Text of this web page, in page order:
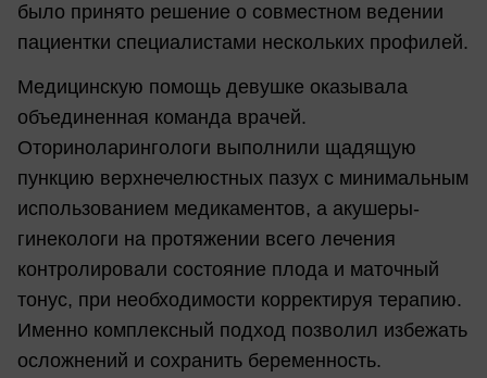
было принято решение о совместном ведении
пациентки специалистами нескольких профилей.
Медицинскую помощь девушке оказывала
объединенная команда врачей.
Оториноларингологи выполнили щадящую
пункцию верхнечелюстных пазух с минимальным
использованием медикаментов, а акушеры-
гинекологи на протяжении всего лечения
контролировали состояние плода и маточный
тонус, при необходимости корректируя терапию.
Именно комплексный подход позволил избежать
осложнений и сохранить беременность.